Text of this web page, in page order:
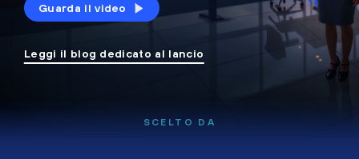
Guarda il video
Leggi il blog dedicato al lancio
SCELTO DA